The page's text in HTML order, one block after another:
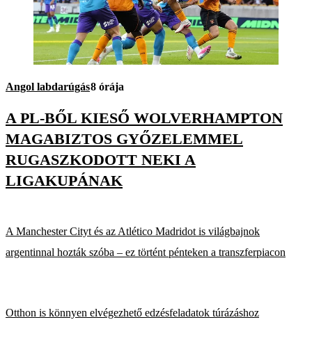
Angol labdarúgás8 órája
A PL-BŐL KIESŐ WOLVERHAMPTON
MAGABIZTOS GYŐZELEMMEL
RUGASZKODOTT NEKI A
LIGAKUPÁNAK
A Manchester Cityt és az Atlético Madridot is világbajnok
argentinnal hozták szóba – ez történt pénteken a transzferpiacon
Otthon is könnyen elvégezhető edzésfeladatok túrázáshoz